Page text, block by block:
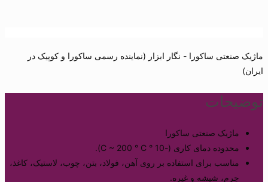
ماژیک صنعتی ساکورا - نگار ابزار (نماینده رسمی ساکورا و کوپیک در
ایران)
توضیحات
ماژیک صنعتی ساکورا
محدوده دمای کاری (-10 ° C ~ 200 ° C).
مناسب برای استفاده بر روی آهن، فولاد، بتن، چوب، لاستیک، کاغذ،
چرم، شیشه و غیره.